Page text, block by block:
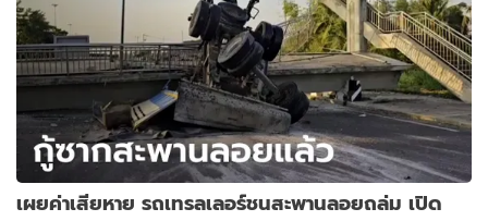
เผยค่าเสียหาย รถเทรลเลอร์ชนสะพานลอยถล่ม เปิด